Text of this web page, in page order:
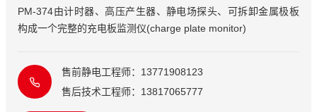
PM-374由计时器、高压产生器、静电场探头、可拆卸金属极板
构成一个完整的充电板监测仪(charge plate monitor)
售前静电工程师：13771908123
售后技术工程师：13817065777